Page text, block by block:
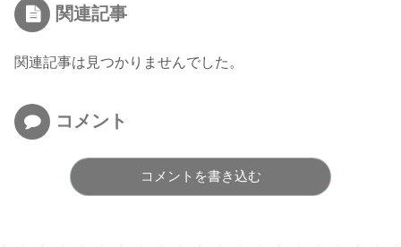
関連記事
関連記事は見つかりませんでした。
コメント
コメントを書き込む